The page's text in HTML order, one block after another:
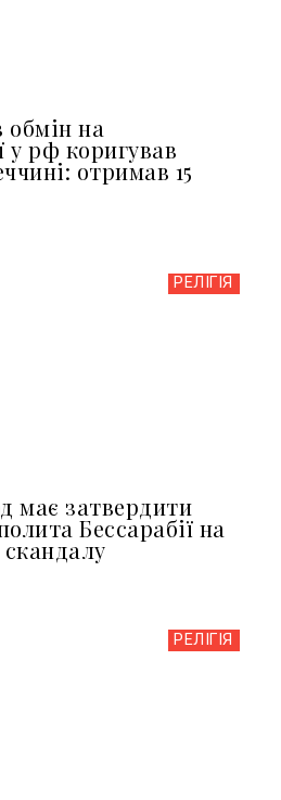
на
у рф коригував
отримав 15
РЕЛІГІЯ
має затвердити
Бессарабії на
скандалу
РЕЛІГІЯ